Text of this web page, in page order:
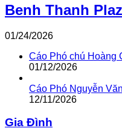
Benh Thanh
01/24/2026
Cáo Phó chú Hoàng
01/12/2026
Cáo Phó Nguyễn
12/11/2026
Gia Đình